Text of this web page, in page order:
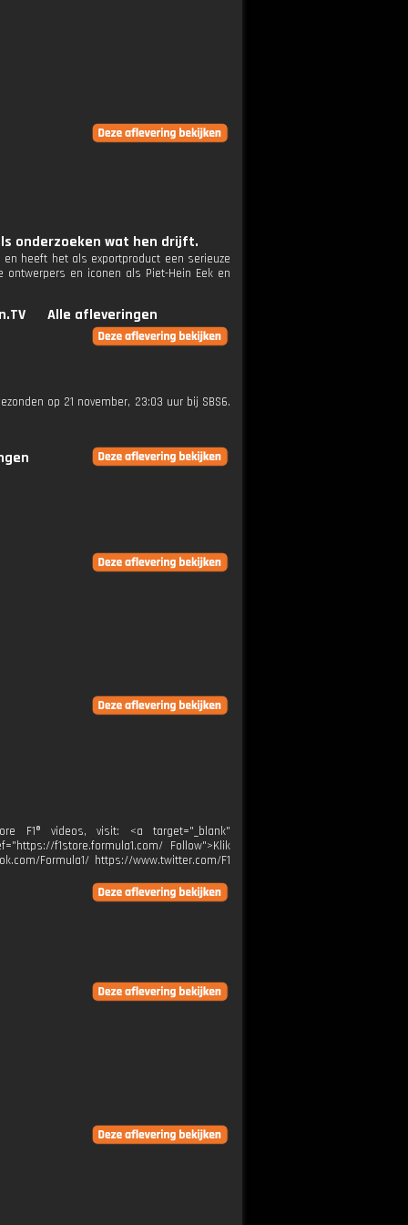
onderzoeken wat hen drijft.
heeft het als exportproduct een serieuze
en iconen als Piet-Hein Eek en
Alle afleveringen
op 21 november, 23:03 uur bij SBS6.
F1® videos, visit: <a target="_blank"
f1store.formula1.com/ Follow">Klik
Formula1/ https://www.twitter.com/F1